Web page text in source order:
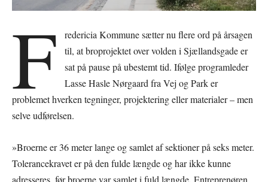
F
redericia Kommune sætter nu flere ord på årsagen
til, at broprojektet over volden i Sjællandsgade er
sat på pause på ubestemt tid. Ifølge programleder
Lasse Hasle Nørgaard fra Vej og Park er
problemet hverken tegninger, projektering eller materialer – men
selve udførelsen.
»Broerne er 36 meter lange og samlet af sektioner på seks meter.
Tolerancekravet er på den fulde længde og har ikke kunne
adresseres, før broerne var samlet i fuld længde. Entreprenøren